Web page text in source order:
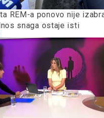
REM-a ponovo nije
snaga ostaje isti